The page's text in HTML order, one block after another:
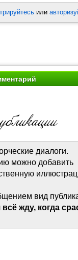
или
диалоги.
можно добавить
вид
жду, когда